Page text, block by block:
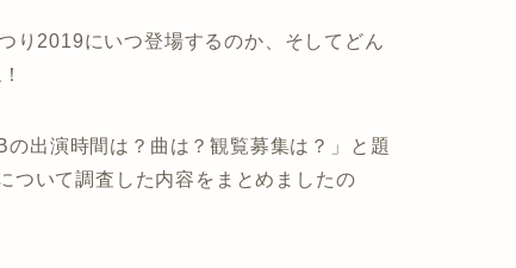
り2019にいつ登場するのか、そしてどん
出演時間は？曲は？観覧募集は？」
と題
ついて調査した内容をまとめましたの